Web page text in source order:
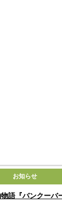
お知らせ
語『バンクーバ